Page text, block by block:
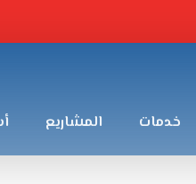
خدمات المشاريع